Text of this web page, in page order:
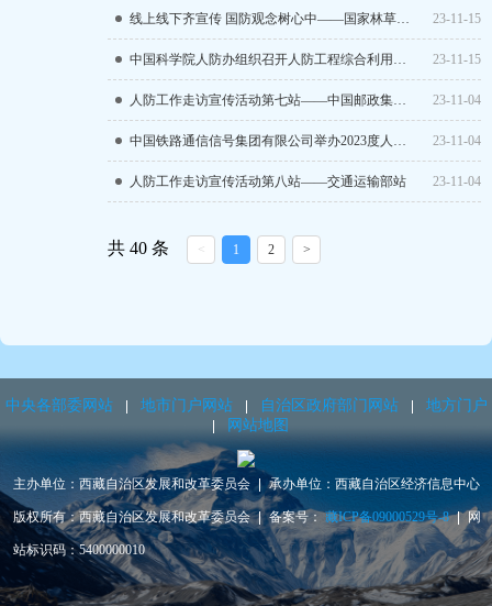
线上线下齐宣传 国防观念树心中——国家林草局人防办开展人防创立73周年宣传活动 23-11-15
中国科学院人防办组织召开人防工程综合利用前置咨询会议 23-11-15
人防工作走访宣传活动第七站——中国邮政集团站 23-11-04
中国铁路通信信号集团有限公司举办2023度人防工程应急管理暨地下空间使用管理工作培训班 23-11-04
人防工作走访宣传活动第八站——交通运输部站 23-11-04
共 40 条 < 1 2 >
中央各部委网站 地市门户网站 自治区政府部门网站
地方门户
网站地图
主办单位：西藏自治区发展和改革委员会 承办单位：西藏自治区经济信息中心
版权所有：西藏自治区发展和改革委员会 备案号：藏ICP备09000529号-8 网
站标识码：5400000010